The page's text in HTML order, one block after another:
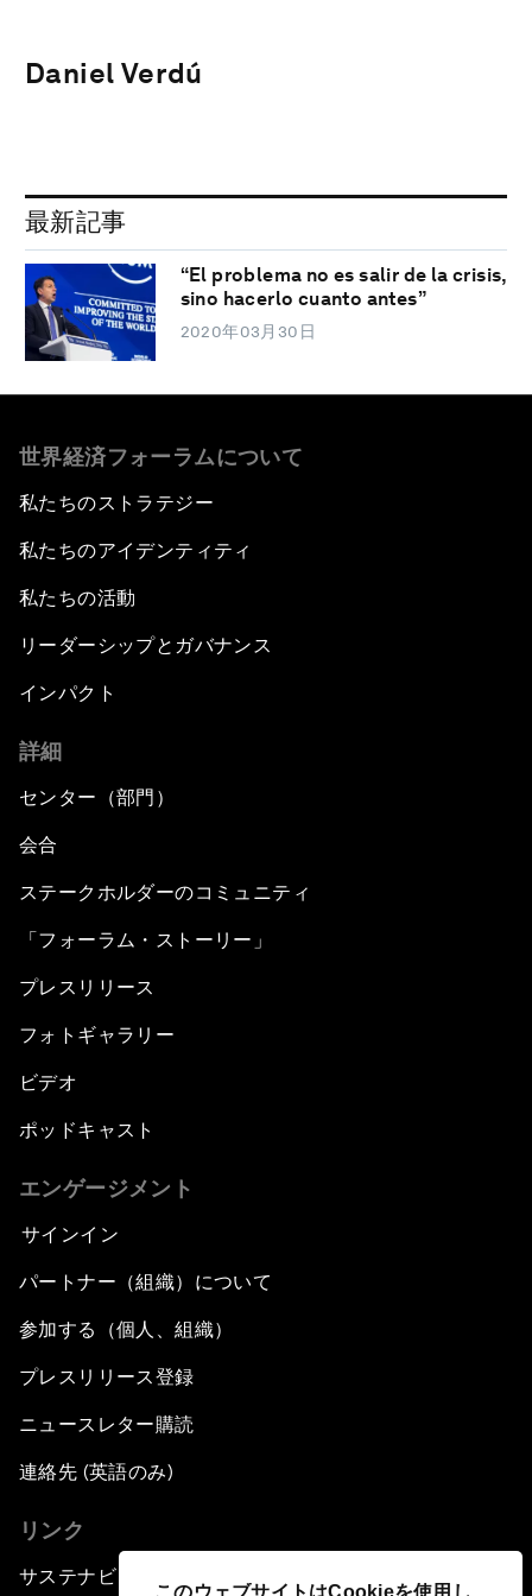
このウェブサイトはCookieを使用し
Daniel Verdú
最新記事
“El problema no es salir de la crisis,
sino hacerlo cuanto antes”
2020年03月30日
世界経済フォーラムについて
私たちのストラテジー
私たちのアイデンティティ
私たちの活動
リーダーシップとガバナンス
インパクト
詳細
センター（部門）
会合
ステークホルダーのコミュニティ
「フォーラム・ストーリー」
プレスリリース
フォトギャラリー
ビデオ
ポッドキャスト
エンゲージメント
サインイン
パートナー（組織）について
参加する（個人、組織）
プレスリリース登録
ニュースレター購読
連絡先 (英語のみ)
リンク
サステナビリティへの取り組み